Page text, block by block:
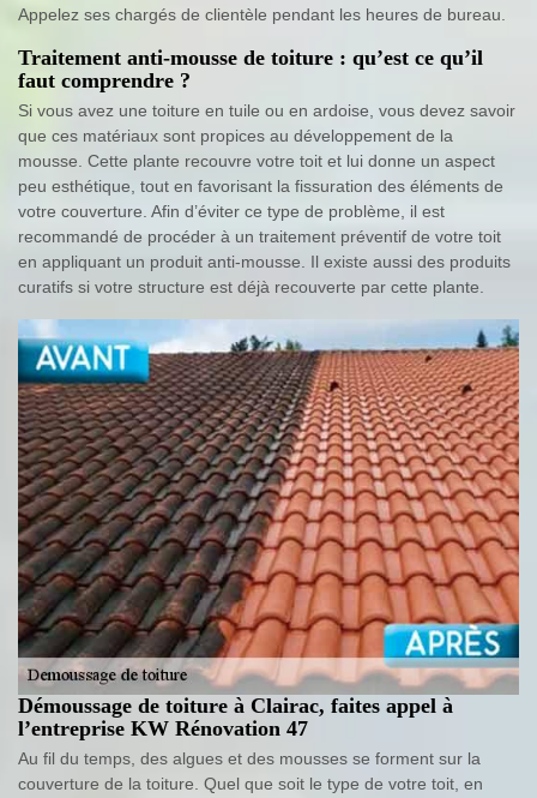
Appelez ses chargés de clientèle pendant les heures de bureau.
Traitement anti-mousse de toiture : qu’est ce qu’il
faut comprendre ?
Si vous avez une toiture en tuile ou en ardoise, vous devez savoir
que ces matériaux sont propices au développement de la
mousse. Cette plante recouvre votre toit et lui donne un aspect
peu esthétique, tout en favorisant la fissuration des éléments de
votre couverture. Afin d’éviter ce type de problème, il est
recommandé de procéder à un traitement préventif de votre toit
en appliquant un produit anti-mousse. Il existe aussi des produits
curatifs si votre structure est déjà recouverte par cette plante.
Démoussage de toiture à Clairac, faites appel à
l’entreprise KW Rénovation 47
Au fil du temps, des algues et des mousses se forment sur la
couverture de la toiture. Quel que soit le type de votre toit, en